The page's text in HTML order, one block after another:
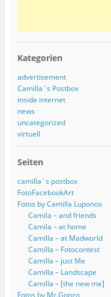
Kategorien
advertisement
Camilla´s Postbox
inside internet
news
uncategorized
virtuell
Seiten
camilla´s postbox
FotoFacebookArt
Fotos by Camilla Luponox
Camila – and friends
Camila – at home
Camilla – at Madworld
Camilla – Fotocontest
Camilla – just Me
Camilla – Landscape
Camilla – [the new me]
Fotos by Mr.Gonzo